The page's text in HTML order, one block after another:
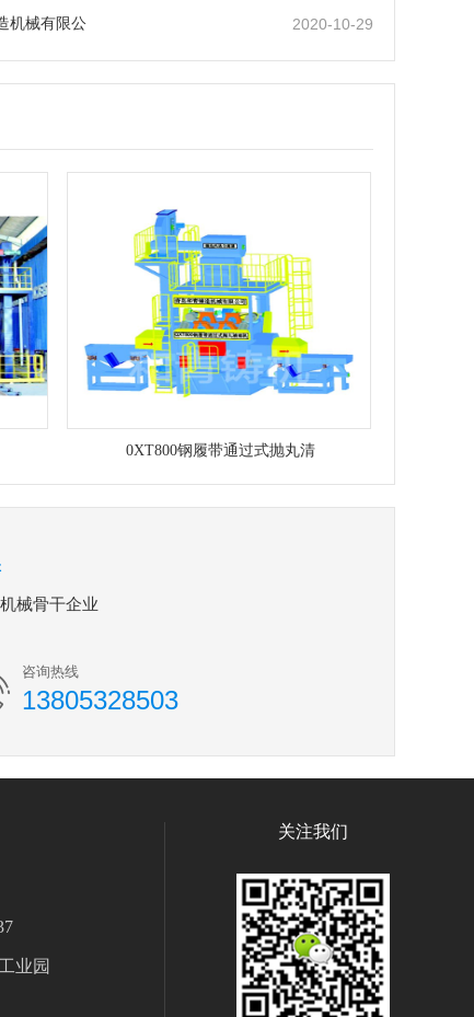
机械有限公 2020-10-29
0XT800钢履带通过式抛丸清
械骨干企业
咨询热线
13805328503
业园
关注我们